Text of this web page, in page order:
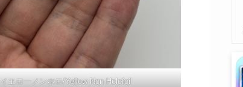
イエローノンホロ/Yellow Non Holofoil